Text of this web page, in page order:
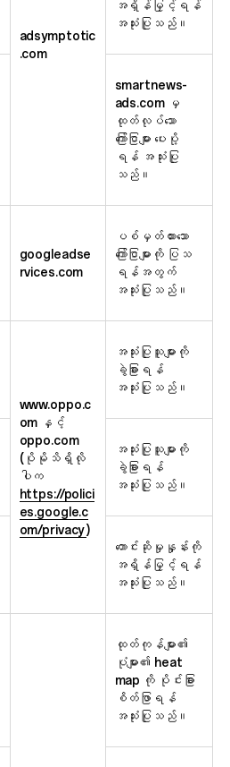
adsymptotic
.com
အရှိန်မြှင့်ရန်
အသုံးပြုသည်။
smartnews-
ads.com မှ
ထုတ်လုပ်သော
ကြော်ငြာများ ပေးပို့
ရန် အသုံးပြု
သည်။
googleadse
rvices.com
ပစ်မှတ်ထားသော
ကြော်ငြာများကို ပြသ
ရန်အတွက်
အသုံးပြုသည်။
www.oppo.c
om နှင့်
oppo.com
(ပိုမိုသိရှိလို
ပါက
https://polici
es.google.c
om/privacy)
အသုံးပြုသူများကို
ခွဲခြားရန်
အသုံးပြုသည်။
အသုံးပြုသူများကို
ခွဲခြားရန်
အသုံးပြုသည်။
တောင်းဆိုမှုနှုန်းကို
အရှိန်မြှင့်ရန်
အသုံးပြုသည်။
ထုတ်ကုန်များ၏
ပုံများ၏ heat
map ကို ပိုင်းခြား
စိတ်ဖြာရန်
အသုံးပြုသည်။